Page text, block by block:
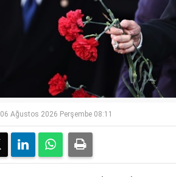
06 Ağustos 2026 Perşembe 08:11